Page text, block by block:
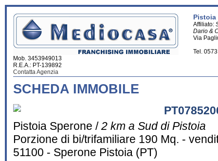
Pistoia
Affiliato:
Dario &
Via
Tel.
Mob. 3453949013
R.E.A.: PT-139892
Contatta Agenzia
SCHEDA IMMOBILE
Pistoia Sperone /2 km a Sud di Pistoia
Porzione di bi/trifamiliare 190 Mq. -
51100 - Sperone Pistoia (PT)